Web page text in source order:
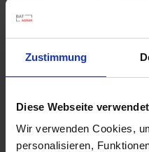
Zustimmung
Diese Webseite
Wir verwenden Cookies,
personalisieren,